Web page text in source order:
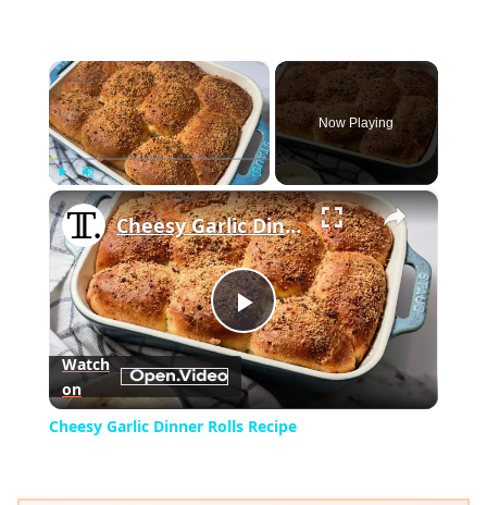
×
Play Unmute Fullscreen
Now Playing
×
Play
Video
Cheesy Garlic Dinner Rolls Recipe
Watch
on
Cheesy Garlic Dinner Rolls Recipe